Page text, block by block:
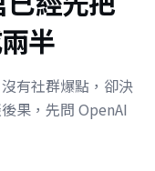
半
有社群爆點，卻決
果，先問 OpenAI